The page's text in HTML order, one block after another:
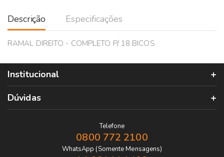
Descrição Especificações
RAMAL DIREITO - COMPLETO P/ 18 BICOS
Institucional
Dúvidas
Telefone
0800 772 2100
WhatsApp (Somente Mensagens)